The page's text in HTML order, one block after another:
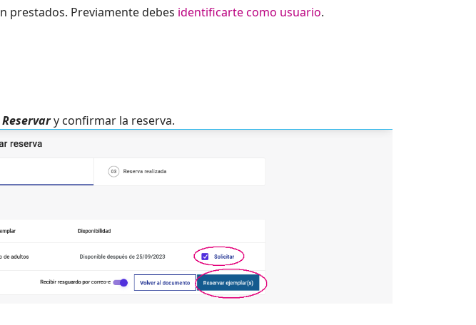
prestados. Previamente debes identificarte como usuario.
Reservary confirmar la reserva.